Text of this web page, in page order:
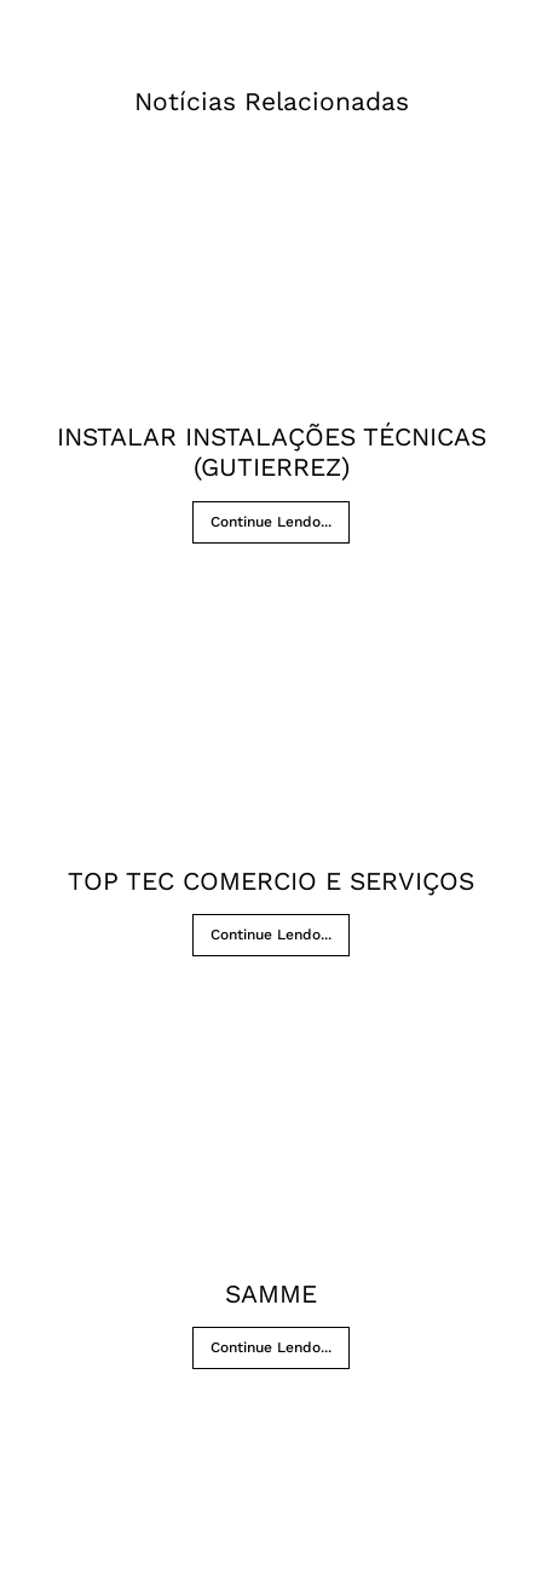
Notícias Relacionadas
INSTALAR INSTALAÇÕES TÉCNICAS
(GUTIERREZ)
Continue Lendo...
TOP TEC COMERCIO E SERVIÇOS
Continue Lendo...
SAMME
Continue Lendo...